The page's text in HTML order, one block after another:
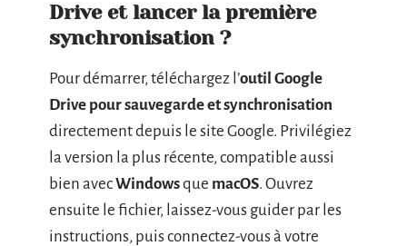
Drive et lancer la première
synchronisation ?
Pour démarrer, téléchargez l’outil Google
Drive pour sauvegarde et synchronisation
directement depuis le site Google. Privilégiez
la version la plus récente, compatible aussi
bien avecWindowsque macOS. Ouvrez
ensuite le fichier, laissez-vous guider par les
instructions, puis connectez-vous à votre